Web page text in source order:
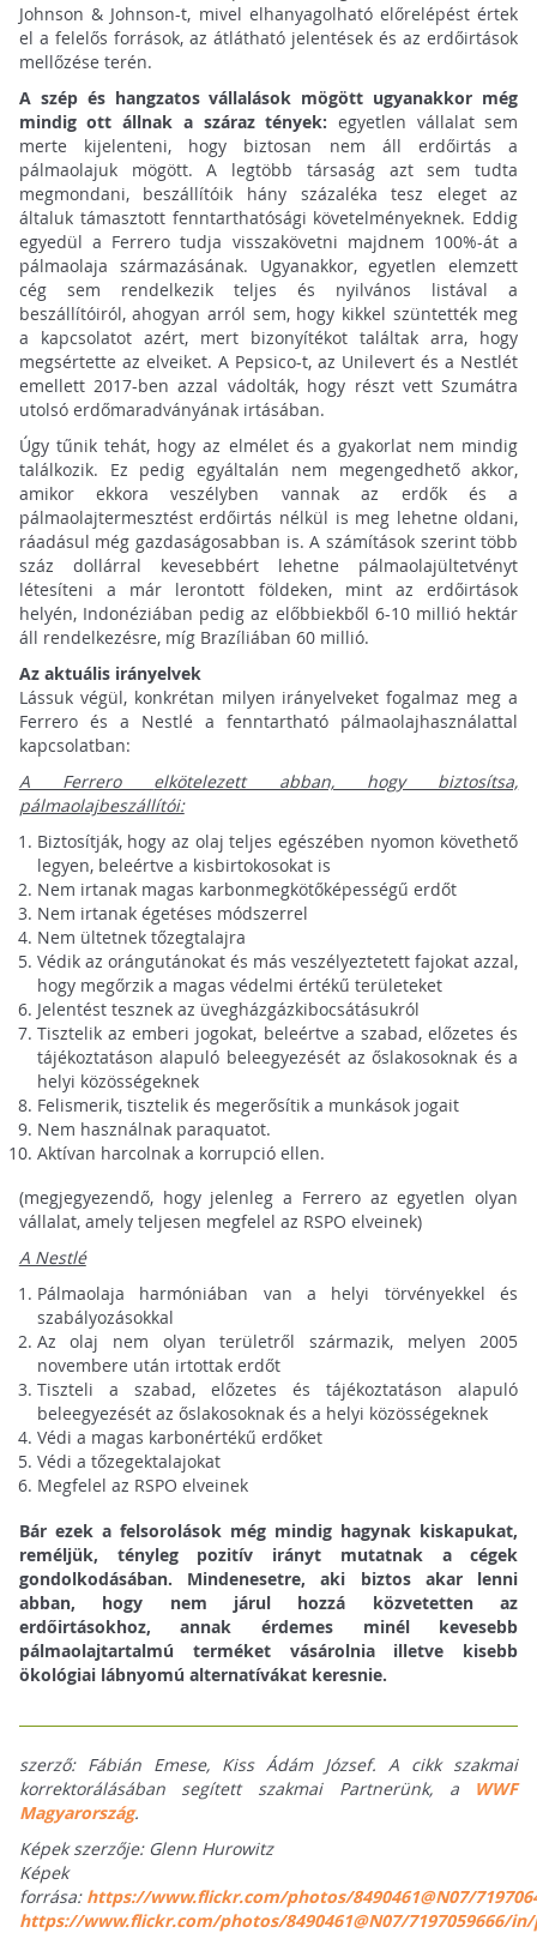
Johnson & Johnson-t, mivel elhanyagolható előrelépést értek
el a felelős források, az átlátható jelentések és az erdőirtások
mellőzése terén.
A szép és hangzatos vállalások mögött ugyanakkor még
mindig ott állnak a száraz tények: egyetlen vállalat sem
merte kijelenteni, hogy biztosan nem áll erdőirtás a
pálmaolajuk mögött. A legtöbb társaság azt sem tudta
megmondani, beszállítóik hány százaléka tesz eleget az
általuk támasztott fenntarthatósági követelményeknek. Eddig
egyedül a Ferrero tudja visszakövetni majdnem 100%-át a
pálmaolaja származásának. Ugyanakkor, egyetlen elemzett
cég sem rendelkezik teljes és nyilvános listával a
beszállítóiról, ahogyan arról sem, hogy kikkel szüntették meg
a kapcsolatot azért, mert bizonyítékot találtak arra, hogy
megsértette az elveiket. A Pepsico-t, az Unilevert és a Nestlét
emellett 2017-ben azzal vádolták, hogy részt vett Szumátra
utolsó erdőmaradványának irtásában.
Úgy tűnik tehát, hogy az elmélet és a gyakorlat nem mindig
találkozik. Ez pedig egyáltalán nem megengedhető akkor,
amikor ekkora veszélyben vannak az erdők és a
pálmaolajtermesztést erdőirtás nélkül is meg lehetne oldani,
ráadásul még gazdaságosabban is. A számítások szerint több
száz dollárral kevesebbért lehetne pálmaolajültetvényt
létesíteni a már lerontott földeken, mint az erdőirtások
helyén, Indonéziában pedig az előbbiekből 6-10 millió hektár
áll rendelkezésre, míg Brazíliában 60 millió.
Az aktuális irányelvek
Lássuk végül, konkrétan milyen irányelveket fogalmaz meg a
Ferrero és a Nestlé a fenntartható pálmaolajhasználattal
kapcsolatban:
A Ferrero elkötelezett abban, hogy biztosítsa,
pálmaolajbeszállítói:
Biztosítják, hogy az olaj teljes egészében nyomon követhető
legyen, beleértve a kisbirtokosokat is
Nem irtanak magas karbonmegkötőképességű erdőt
Nem irtanak égetéses módszerrel
Nem ültetnek tőzegtalajra
Védik az orángutánokat és más veszélyeztetett fajokat azzal,
hogy megőrzik a magas védelmi értékű területeket
Jelentést tesznek az üvegházgázkibocsátásukról
Tisztelik az emberi jogokat, beleértve a szabad, előzetes és
tájékoztatáson alapuló beleegyezését az őslakosoknak és a
helyi közösségeknek
Felismerik, tisztelik és megerősítik a munkások jogait
Nem használnak paraquatot.
Aktívan harcolnak a korrupció ellen.
(megjegyezendő, hogy jelenleg a Ferrero az egyetlen olyan
vállalat, amely teljesen megfelel az RSPO elveinek)
A Nestlé
Pálmaolaja harmóniában van a helyi törvényekkel és
szabályozásokkal
Az olaj nem olyan területről származik, melyen 2005
novembere után irtottak erdőt
Tiszteli a szabad, előzetes és tájékoztatáson alapuló
beleegyezését az őslakosoknak és a helyi közösségeknek
Védi a magas karbonértékű erdőket
Védi a tőzegektalajokat
Megfelel az RSPO elveinek
Bár ezek a felsorolások még mindig hagynak kiskapukat,
reméljük, tényleg pozitív irányt mutatnak a cégek
gondolkodásában. Mindenesetre, aki biztos akar lenni
abban, hogy nem járul hozzá közvetetten az
erdőirtásokhoz, annak érdemes minél kevesebb
pálmaolajtartalmú terméket vásárolnia illetve kisebb
ökológiai lábnyomú alternatívákat keresnie.
szerző: Fábián Emese, Kiss Ádám József. A cikk szakmai
korrektorálásában segített szakmai Partnerünk, a WWF
Magyarország.
Képek szerzője: Glenn Hurowitz
Képek
forrása: https://www.flickr.com/photos/8490461@N07/
https://www.flickr.com/photos/8490461@N07/7197059666/